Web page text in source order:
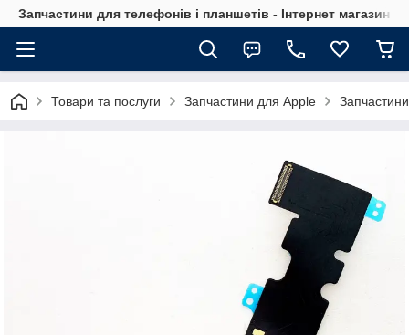
Запчастини для телефонів і планшетів - Інтернет магазин
Товари та послуги Запчастини для Apple